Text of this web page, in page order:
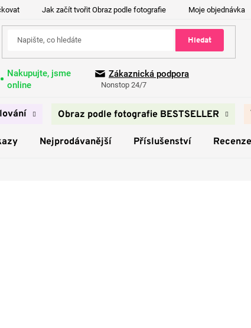
Jak začít tvořit Obraz podle fotografie Moje objednávka
Hledat
Nakupujte, jsme
online
Zákaznická podpora
Nonstop 24/7
Obraz podle fotografie BESTSELLER
Nejprodávanější Příslušenství Recenze